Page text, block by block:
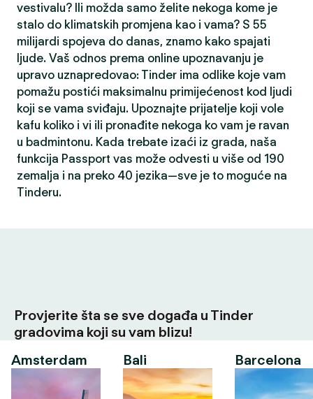
vestivalu? Ili možda samo želite nekoga kome je
stalo do klimatskih promjena kao i vama? S 55
milijardi spojeva do danas, znamo kako spajati
ljude. Vaš odnos prema online upoznavanju je
upravo uznapredovao: Tinder ima odlike koje vam
pomažu postići maksimalnu primijećenost kod ljudi
koji se vama sviđaju. Upoznajte prijatelje koji vole
kafu koliko i vi ili pronađite nekoga ko vam je ravan
u badmintonu. Kada trebate izaći iz grada, naša
funkcija Passport vas može odvesti u više od 190
zemalja i na preko 40 jezika—sve je to moguće na
Tinderu.
Provjerite šta se sve događa u Tinder
gradovima koji su vam blizu!
Amsterdam
Bali Barcelona